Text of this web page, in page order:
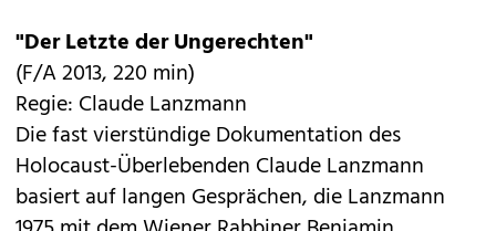
"Der Letzte der Ungerechten"
(F/A 2013, 220 min)
Regie: Claude Lanzmann
Die fast vierstündige Dokumentation des
Holocaust-Überlebenden Claude Lanzmann
basiert auf langen Gesprächen, die Lanzmann